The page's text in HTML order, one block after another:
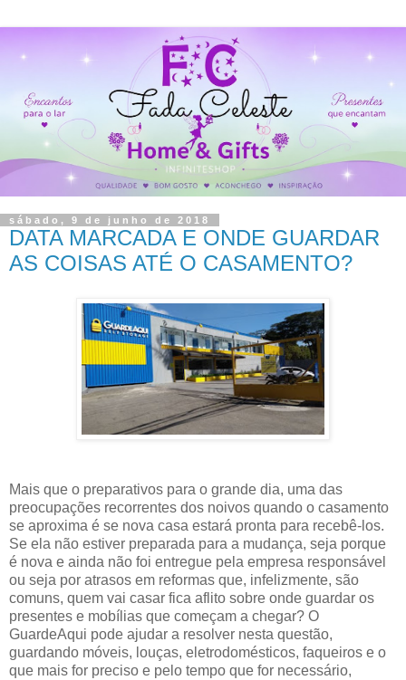
sábado, 9 de junho de 2018
DATA MARCADA E ONDE GUARDAR
AS COISAS ATÉ O CASAMENTO?
Mais que o preparativos para o grande dia, uma das
preocupações recorrentes dos noivos quando o casamento
se aproxima é se nova casa estará pronta para recebê-los.
Se ela não estiver preparada para a mudança, seja porque
é nova e ainda não foi entregue pela empresa responsável
ou seja por atrasos em reformas que, infelizmente, são
comuns, quem vai casar fica aflito sobre onde guardar os
presentes e mobílias que começam a chegar? O
GuardeAqui pode ajudar a resolver nesta questão,
guardando móveis, louças, eletrodomésticos, faqueiros e o
que mais for preciso e pelo tempo que for necessário,